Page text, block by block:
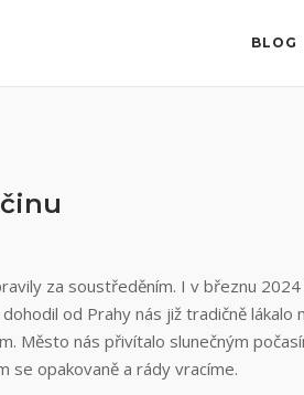
BLOG
za soustředěním. I v březnu 2024
od Prahy nás již tradičně lákalo
Město nás přivítalo slunečným
se opakovaně a rády vracíme.